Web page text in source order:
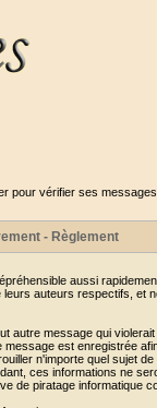
pour vérifier ses
- Règlement
aussi
auteurs respectifs, et
message qui
est enregistrée
n'importe quel sujet
ces informations ne
de piratage informatique